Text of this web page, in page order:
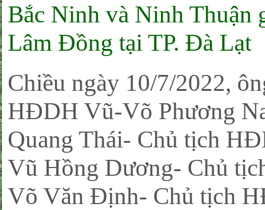
Bắc Ninh và Ninh
Lâm Đồng tại TP. Đà Lạt
Chiều ngày 10/7/2022,
HĐDH Vũ-Võ Phương
Quang Thái- Chủ tịch
Vũ Hồng Dương- Chủ
Võ Văn Định- Chủ tịch